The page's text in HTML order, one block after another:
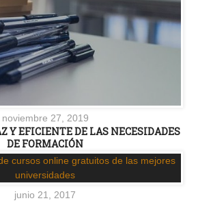
noviembre 27, 2019
Y EFICIENTE DE LAS NECESIDADES
DE FORMACIÓN
junio 21, 2017